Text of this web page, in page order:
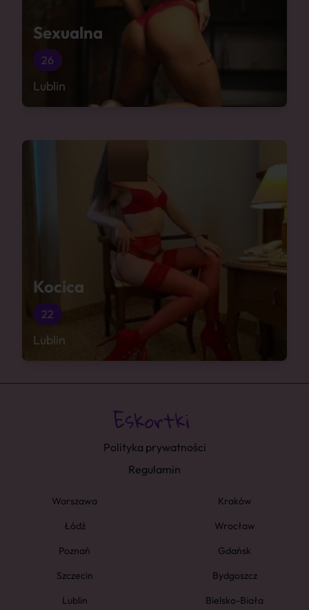
Sexualna
26
Lublin
Kocica
22
Lublin
Polityka prywatności
Regulamin
Warszawa
Kraków
Łódź
Wrocław
Poznań
Gdańsk
Szczecin
Bydgoszcz
Lublin
Bielsko-Biała